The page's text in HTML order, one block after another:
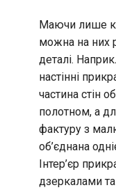
Маючи лише
можна на них
деталі.
настінні
частина стін
полотном, а
фактуру з
об’єднана
Інтер’єр
дзеркалами